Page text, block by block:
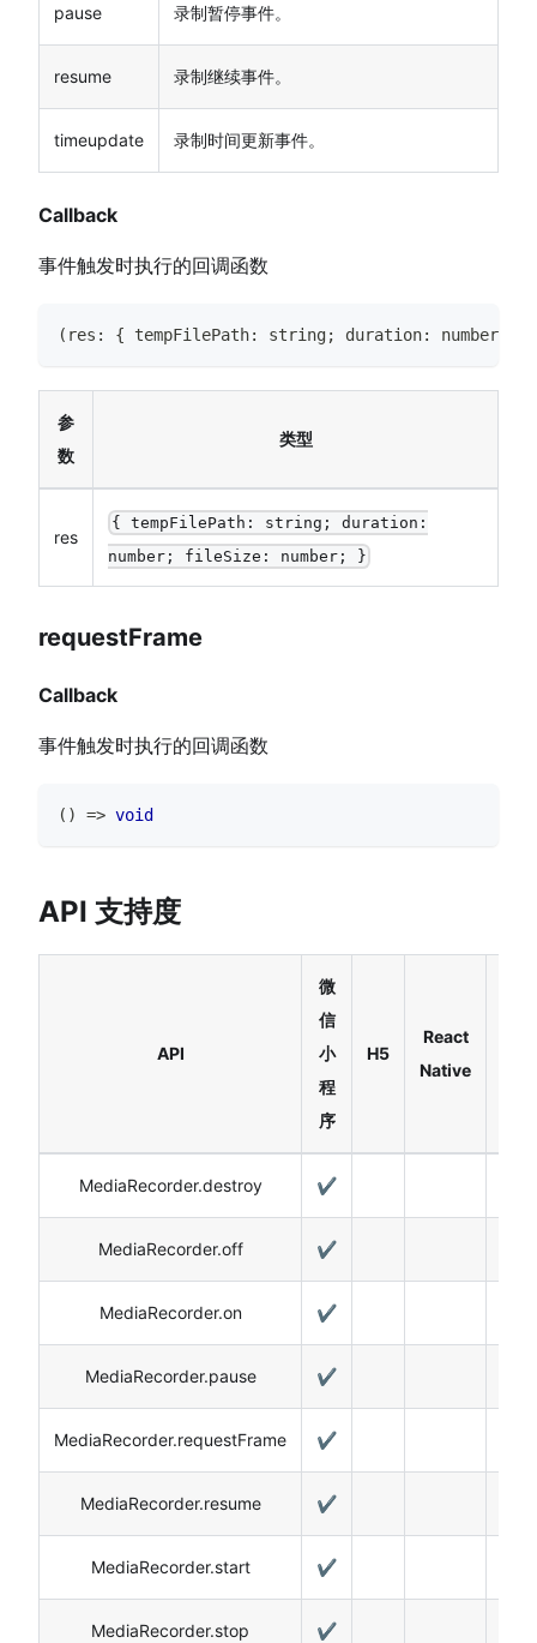
pause 录制暂停事件。
resume 录制继续事件。
timeupdate 录制时间更新事件。
Callback
事件触发时执行的回调函数
( res : { tempFilePath: string; duration: number
参
数
类型
res
{ tempFilePath: string; duration:
number; fileSize: number; }
requestFrame
Callback
事件触发时执行的回调函数
( ) => void
API 支持度
API
微
信
小
程
序
H5
React
Native
MediaRecorder.destroy ✔️
MediaRecorder.off ✔️
MediaRecorder.on ✔️
MediaRecorder.pause ✔️
MediaRecorder.requestFrame ✔️
MediaRecorder.resume ✔️
MediaRecorder.start ✔️
MediaRecorder.stop ✔️